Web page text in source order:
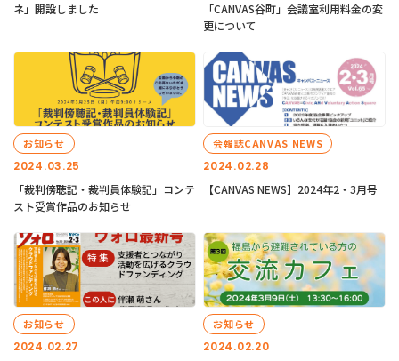
ネ」開設しました
「CANVAS谷町」会議室利用料金の変
更について
2024.03.25
お知らせ
「裁判傍聴記・裁判員体験記」コンテ
スト受賞作品のお知らせ
2024.02.28
会報誌CANVAS NEWS
【CANVAS NEWS】2024年2・3月号
2024.02.27
お知らせ
2024.02.20
お知らせ